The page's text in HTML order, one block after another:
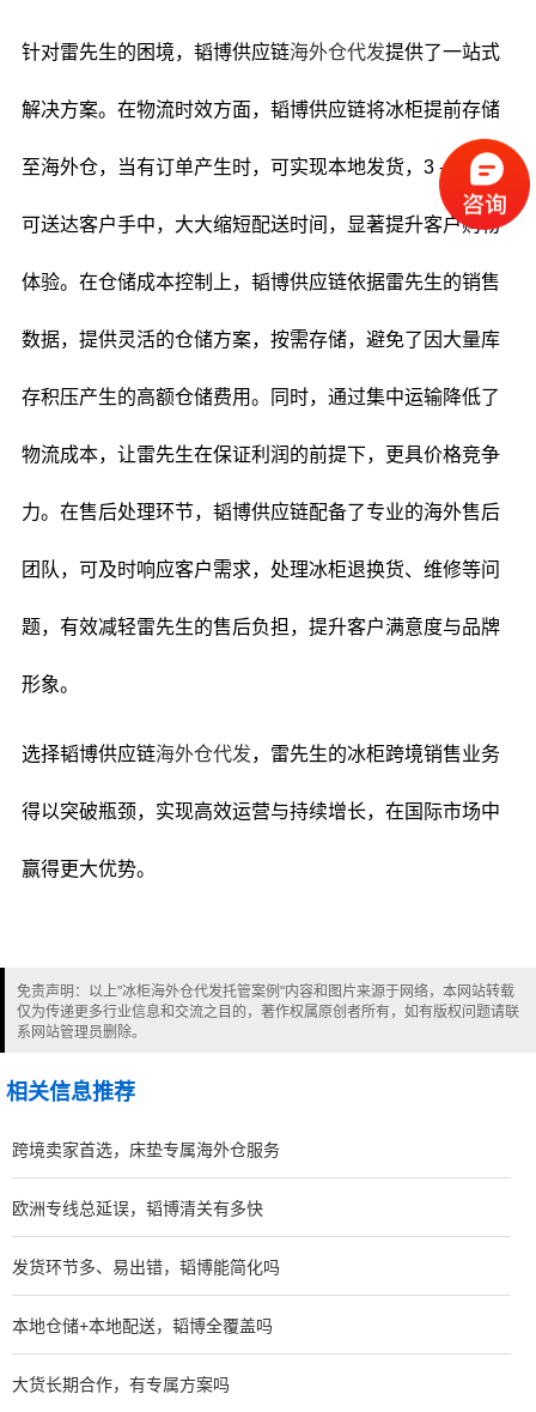
针对雷先生的困境，韬博供应链海外仓代发提供了一站式
解决方案。在物流时效方面，韬博供应链将冰柜提前存储
至海外仓，当有订单产生时，可实现本地发货，3 - 5 天即
可送达客户手中，大大缩短配送时间，显著提升客户购物
体验。在仓储成本控制上，韬博供应链依据雷先生的销售
数据，提供灵活的仓储方案，按需存储，避免了因大量库
存积压产生的高额仓储费用。同时，通过集中运输降低了
物流成本，让雷先生在保证利润的前提下，更具价格竞争
力。在售后处理环节，韬博供应链配备了专业的海外售后
团队，可及时响应客户需求，处理冰柜退换货、维修等问
题，有效减轻雷先生的售后负担，提升客户满意度与品牌
形象。
选择韬博供应链海外仓代发，雷先生的冰柜跨境销售业务
得以突破瓶颈，实现高效运营与持续增长，在国际市场中
赢得更大优势。
免责声明：以上"冰柜海外仓代发托管案例"内容和图片来源于网络，本网站转载
仅为传递更多行业信息和交流之目的，著作权属原创者所有，如有版权问题请联
系网站管理员删除。
相关信息推荐
跨境卖家首选，床垫专属海外仓服务
欧洲专线总延误，韬博清关有多快
发货环节多、易出错，韬博能简化吗
本地仓储+本地配送，韬博全覆盖吗
大货长期合作，有专属方案吗